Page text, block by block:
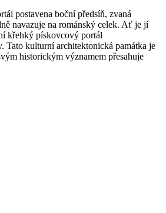
postavena boční předsíň, zvaná
navazuje na románský celek. Ať je jí
křehký pískovcový portál
Tato kulturní architektonická památka je
historickým významem přesahuje